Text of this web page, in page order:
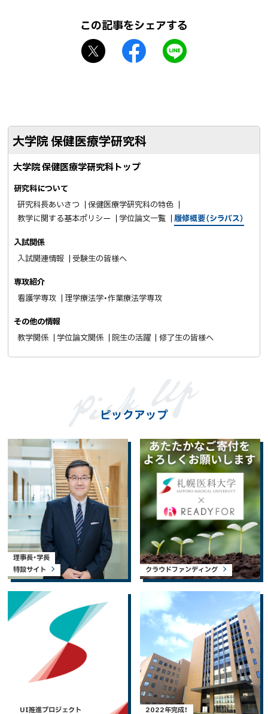
この記事をシェアする
o
ア
送
大学院 保健医療学研究科
大学院 保健医療学研究科トップ
研究科について
研究科長あいさつ
保健医療学研究科の特色
教学に関する基本ポリシー
学位論文一覧 履修概要（シラバス）
入試関係
入試関連情報
受験生の皆様へ
専攻紹介
看護学専攻
理学療法学・作業療法学専攻
その他の情報
教学関係
学位論文関係 院生の活躍 修了生の皆様へ
ピックアップ
理事長・学長
特設サイト
クラウドファンディング
UI推進プロジェクト
2022年完成！